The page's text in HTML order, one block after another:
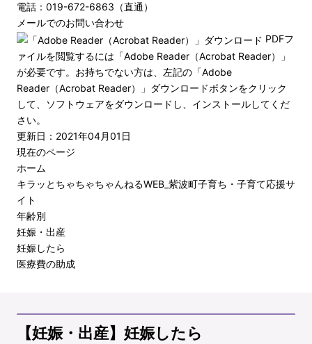
電話：019-672-6863（直通）
メールでのお問い合わせ
PDFフ
ァイルを閲覧するには「Adobe Reader（Acrobat Reader）」
が必要です。お持ちでない方は、左記の「Adobe
Reader（Acrobat Reader）」ダウンロードボタンをクリック
して、ソフトウェアをダウンロードし、インストールしてくだ
さい。
更新日：2021年04月01日
現在のページ
ホーム
キラッとちゃちゃちゃんねるWEB_紫波町子育ち・子育て応援サ
イト
年齢別
妊娠・出産
妊娠したら
医療費の助成
【妊娠・出産】妊娠したら